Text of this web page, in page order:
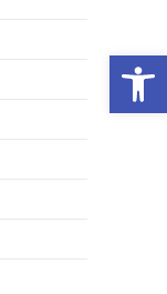
Otwórz Pasek narzędzi